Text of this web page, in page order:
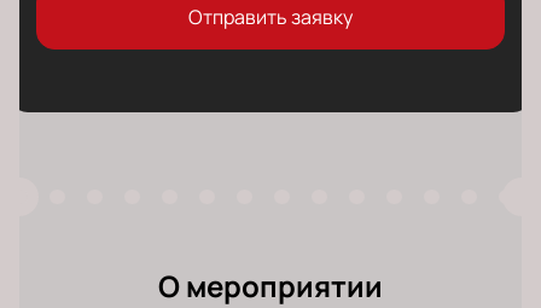
Отправить заявку
О мероприятии